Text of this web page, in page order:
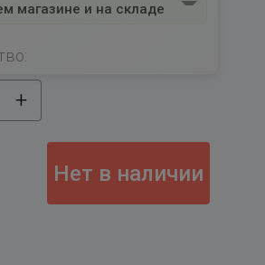
магазине и на складе
+
Нет в наличии